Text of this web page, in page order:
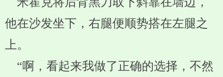
他在沙发坐下，右腿便顺势搭在左腿之
上。
“啊，看起来我做了正确的选择，不然